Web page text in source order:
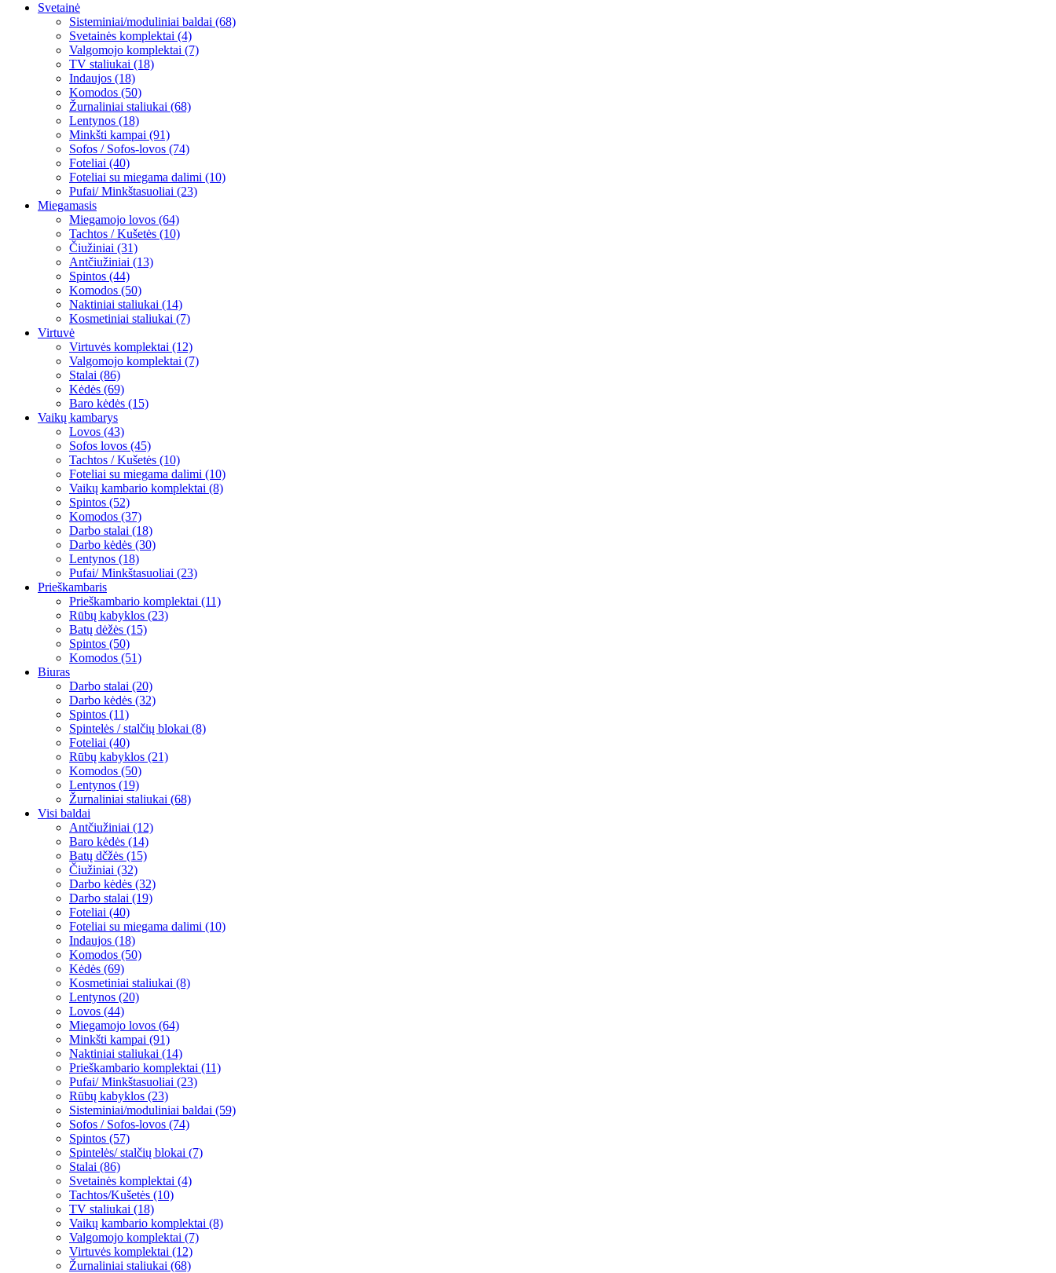
Svetainė
Sisteminiai/moduliniai baldai (68)
Svetainės komplektai (4)
Valgomojo komplektai (7)
TV staliukai (18)
Indaujos (18)
Komodos (50)
Žurnaliniai staliukai (68)
Lentynos (18)
Minkšti kampai (91)
Sofos / Sofos-lovos (74)
Foteliai (40)
Foteliai su miegama dalimi (10)
Pufai/ Minkštasuoliai (23)
Miegamasis
Miegamojo lovos (64)
Tachtos / Kušetės (10)
Čiužiniai (31)
Antčiužiniai (13)
Spintos (44)
Komodos (50)
Naktiniai staliukai (14)
Kosmetiniai staliukai (7)
Virtuvė
Virtuvės komplektai (12)
Valgomojo komplektai (7)
Stalai (86)
Kėdės (69)
Baro kėdės (15)
Vaikų kambarys
Lovos (43)
Sofos lovos (45)
Tachtos / Kušetės (10)
Foteliai su miegama dalimi (10)
Vaikų kambario komplektai (8)
Spintos (52)
Komodos (37)
Darbo stalai (18)
Darbo kėdės (30)
Lentynos (18)
Pufai/ Minkštasuoliai (23)
Prieškambaris
Prieškambario komplektai (11)
Rūbų kabyklos (23)
Batų dėžės (15)
Spintos (50)
Komodos (51)
Biuras
Darbo stalai (20)
Darbo kėdės (32)
Spintos (11)
Spintelės / stalčių blokai (8)
Foteliai (40)
Rūbų kabyklos (21)
Komodos (50)
Lentynos (19)
Žurnaliniai staliukai (68)
Visi baldai
Antčiužiniai (12)
Baro kėdės (14)
Batų dčžės (15)
Čiužiniai (32)
Darbo kėdės (32)
Darbo stalai (19)
Foteliai (40)
Foteliai su miegama dalimi (10)
Indaujos (18)
Komodos (50)
Kėdės (69)
Kosmetiniai staliukai (8)
Lentynos (20)
Lovos (44)
Miegamojo lovos (64)
Minkšti kampai (91)
Naktiniai staliukai (14)
Prieškambario komplektai (11)
Pufai/ Minkštasuoliai (23)
Rūbų kabyklos (23)
Sisteminiai/moduliniai baldai (59)
Sofos / Sofos-lovos (74)
Spintos (57)
Spintelės/ stalčių blokai (7)
Stalai (86)
Svetainės komplektai (4)
Tachtos/Kušetės (10)
TV staliukai (18)
Vaikų kambario komplektai (8)
Valgomojo komplektai (7)
Virtuvės komplektai (12)
Žurnaliniai staliukai (68)